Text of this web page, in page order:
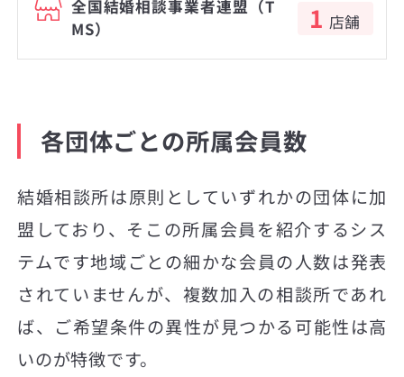
全国結婚相談事業者連盟（T
MS）
1 店舗
各団体ごとの所属会員数
結婚相談所は原則としていずれかの団体に加
盟しており、そこの所属会員を紹介するシス
テムです地域ごとの細かな会員の人数は発表
されていませんが、複数加入の相談所であれ
ば、ご希望条件の異性が見つかる可能性は高
いのが特徴です。